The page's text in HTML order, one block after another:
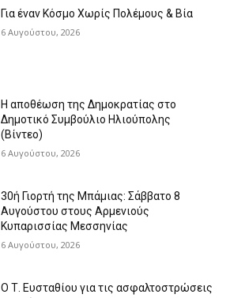
Για έναν Κόσμο Χωρίς Πολέμους & Βία
6 Αυγούστου, 2026
Η αποθέωση της Δημοκρατίας στο
Δημοτικό Συμβούλιο Ηλιούπολης
(Βίντεο)
6 Αυγούστου, 2026
30ή Γιορτή της Μπάμιας: Σάββατο 8
Αυγούστου στους Αρμενιούς
Κυπαρισσίας Μεσσηνίας
6 Αυγούστου, 2026
Ο Τ. Ευσταθίου για τις ασφαλτοστρώσεις